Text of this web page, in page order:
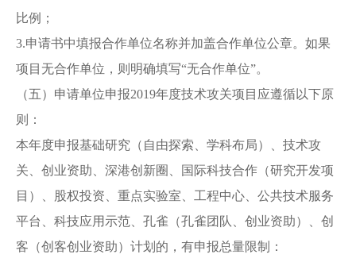
比例；
3.申请书中填报合作单位名称并加盖合作单位公章。如果
项目无合作单位，则明确填写“无合作单位”。
（五）申请单位申报2019年度技术攻关项目应遵循以下原
则：
本年度申报基础研究（自由探索、学科布局）、技术攻
关、创业资助、深港创新圈、国际科技合作（研究开发项
目）、股权投资、重点实验室、工程中心、公共技术服务
平台、科技应用示范、孔雀（孔雀团队、创业资助）、创
客（创客创业资助）计划的，有申报总量限制：